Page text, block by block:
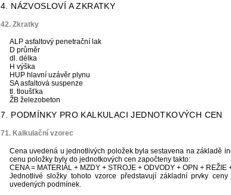
4. NÁZVOSLOVÍ A ZKRATKY
42. Zkratky
ALP asfaltový penetrační lak
D průměr
dl. délka
H výška
HUP hlavní uzávěr plynu
SA asfaltová suspenze
tl. tloušťka
ŽB železobeton
7. PODMÍNKY PRO KALKULACI JEDNOTKOVÝCH CEN
71. Kalkulační vzorec
Cena uvedená u jednotlivých položek byla sestavena na základě
cenu položky byly do jednotkových cen započteny takto:
CENA = MATERIÁL + MZDY + STROJE + ODVODY + OPN + REŽIE
Jednotlivé složky tohoto vzorce představují základní prvky
uvedených podmínek.